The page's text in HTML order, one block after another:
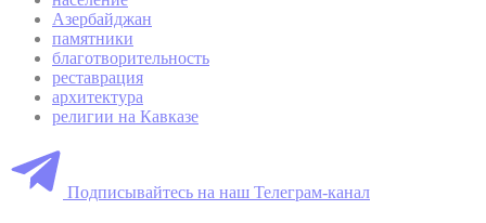
Азербайджан
памятники
благотворительность
реставрация
архитектура
религии на Кавказе
Подписывайтесь на наш Телеграм-канал